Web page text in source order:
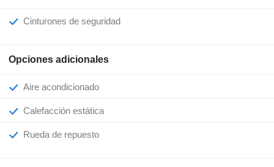
Cinturones de seguridad
Opciones adicionales
Aire acondicionado
Calefacción estática
Rueda de repuesto